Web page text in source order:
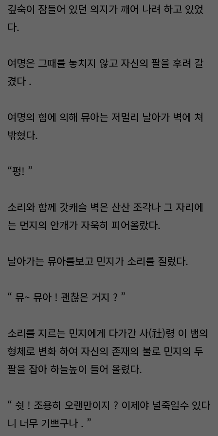
깊숙이 잠들어 있던 의지가 깨어 나려 하고 있었
다.
여명은 그때를 놓치지 않고 자신의 팔을 후려 갈
겼다 .
여명의 힘에 의해 뮤아는 저멀리 날아가 벽에 쳐
밖혔다.
“펑! ”
소리와 함께 갓캐슬 벽은 산산 조각나 그 자리에
는 먼지의 안개가 자욱히 피어올랐다.
날아가는 뮤아를보고 민지가 소리를 질렀다.
“ 뮤~ 뮤아 ! 괜찮은 거지 ? ”
소리를 지르는 민지에게 다가간 사(社)령 이 뱀의
형체로 변화 하여 자신의 존재의 불로 민지의 두
팔을 잡아 하늘높이 들어 올렸다.
“ 쉿 ! 조용히 오랜만이지 ? 이제야 널죽일수 있다
니 너무 기쁘구나 . ”